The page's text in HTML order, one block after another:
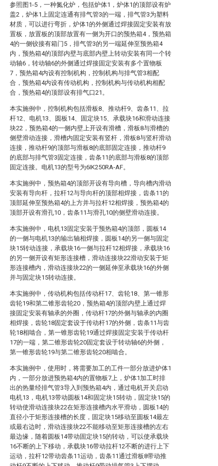
参照图1-5，一种氮化炉，包括炉体1，炉体1的顶部设有炉
盖2，炉体1上固定连通有排气管3的一端，排气管3为塑料
材质，可以进行弯折，炉体1的外侧通过焊接固定安装有放
置板，放置板的顶部放置有一侧为开口的预热箱4，预热箱
4的一侧铰接有箱门5，排气管3的另一端延伸至预热箱4
内，预热箱4的顶部内壁与底部内壁上转动安装有同一个转
动轴6，转动轴6的外侧通过焊接固定安装有多个置物板
7，预热箱4内设有控制机构，控制机构与排气管3相配
合，预热箱4内设有传动机构，控制机构与传动机构相配
合，预热箱4的顶部设有排气口21。
本实施例中，控制机构包括滑板8、推动杆9、齿条11、拉
杆12、电机13、圆板14、固定块15、承载块16和滑动连接
块22，预热箱4的一侧内壁上开设有滑槽，滑板8与滑槽的
侧壁滑动连接，滑槽内固定安装有竖杆，滑板8与竖杆滑动
连接，推动杆9的顶部与滑板8的底部固定连接，推动杆9
的底部与排气管3固定连接，齿条11的底部与滑板8的顶部
固定连接。电机13的型号为6IK250RA-AF。
本实施例中，预热箱4的顶部开设有导向槽，导向槽内滑动
安装有导向杆，拉杆12与导向杆的顶部相焊接，齿条11的
顶部延伸至预热箱4的上方并与拉杆12相焊接，预热箱4的
顶部开设有滑孔10，齿条11与滑孔10的侧壁滑动连接。
本实施例中，电机13固定安装于预热箱4的顶部，圆板14
的一侧与电机13的输出轴相焊接，圆板14的另一侧与固定
块15转动连接，承载块16一侧与拉杆12相焊接，承载块16
的另一侧开设有矩形连接槽，滑动连接块22滑动安装于矩
形连接槽内，滑动连接块22的一侧延伸至承载块16的外侧
并与固定块15转动连接。
本实施例中，传动机构包括传动杆17、齿轮18、第一锥形
齿轮19和第二锥形齿轮20，预热箱4的顶部内壁上通过焊
接固定安装有轴承的外圈，传动杆17的外侧与轴承的内圈
相焊接，齿轮18固定套设于传动杆17的外侧，齿条11与齿
轮18相啮合，第一锥形齿轮19通过焊接固定安装于传动杆
17的一端，第二锥形齿轮20固定套设于转动轴6的外侧，
第一锥形齿轮19与第二锥形齿轮20相啮合。
本实施例中，使用时，将需要加工的工件一部分放进炉体1
内，一部分放进预热箱4内的置物板7上，炉体1加工时排
出的热量经排气管3导入到预热箱4内，通过电机开关启动
电机13，电机13带动圆板14和固定块15转动，固定块15的
转动使滑动连接块22在矩形连接槽内水平滑动，圆板14的
直径小于矩形连接槽的长度，固定块15移动至圆板14最左
或最右边时，滑动连接块22不能移动至矩形连接槽的左右
最边缘，随着圆板14带动固定块15的转动，可以使承载块
16不断的上下移动，承载块16带动拉杆12不断的进行上下
运动，拉杆12带动齿条11运动，齿条11通过滑板8带动推